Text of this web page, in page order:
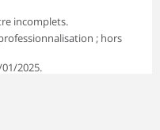
incomplets.
; hors
2025.